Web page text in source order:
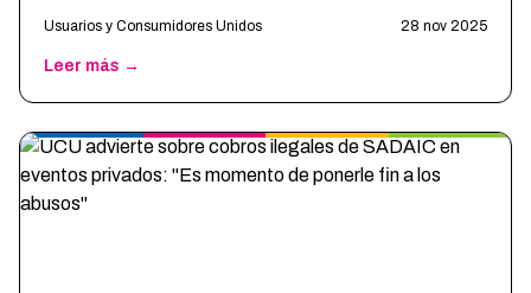
Usuarios y Consumidores Unidos 28 nov 2025
Leer más →